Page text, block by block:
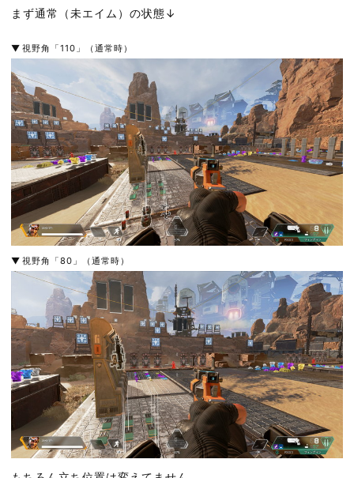
まず通常（未エイム）の状態↓
視野角「110」（通常時）
視野角「80」（通常時）